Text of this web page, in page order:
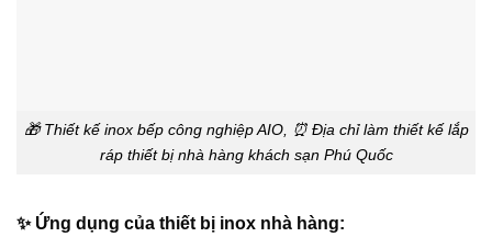
🎁 Thiết kế inox bếp công nghiệp AIO, ⏰ Địa chỉ làm thiết kế lắp
ráp thiết bị nhà hàng khách sạn Phú Quốc
✨ Ứng dụng của thiết bị inox nhà hàng: